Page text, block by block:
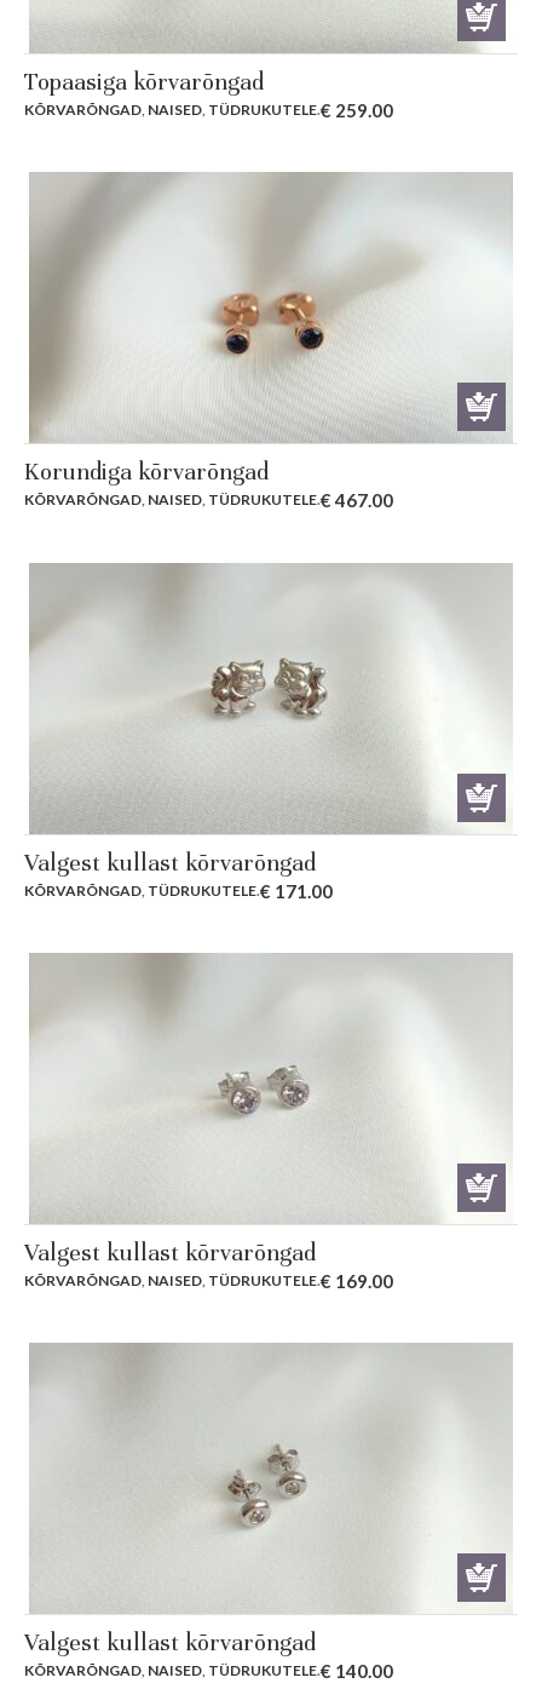
Topaasiga kõrvarõngad
KÕRVARÕNGAD NAISED TÜDRUKUTELE.€ 259.00
Korundiga kõrvarõngad
KÕRVARÕNGAD, NAISED, TÜDRUKUTELE.€467.00
Valgest kullast kõrvarõngad
KÕRVARÕNGAD TÜDRUKUTELE.€ 171.00
Valgest kullast kõrvarõngad
KÕRVARÕNGAD NAISED TÜDRUKUTELE.€ 169.00
Valgest kullast kõrvarõngad
KÕRVARÕNGAD, NAISED, TÜDRUKUTELE.€ 140.00